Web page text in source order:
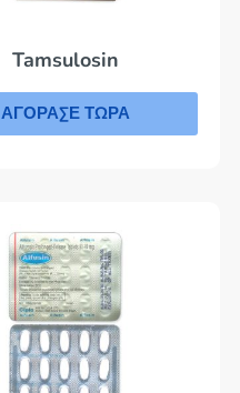
Tamsulosin
ΑΓΟΡΑΣΕ ΤΩΡΑ